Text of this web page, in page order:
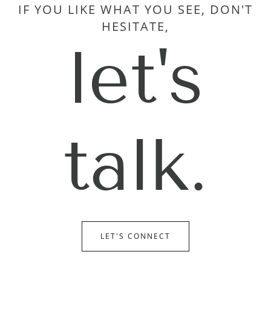
IF YOU LIKE WHAT YOU SEE, DON'T
HESITATE,
let's
talk.
LET'S CONNECT